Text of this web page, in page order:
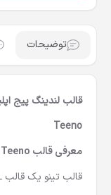
توضیحات
قالب لندینگ پیج
Teeno
معرفی قالب Teeno